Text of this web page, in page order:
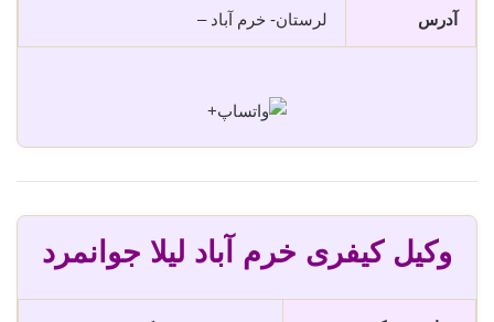
آدرس لرستان- خرم آباد –
+
وکیل کیفری خرم آباد لیلا جوانمرد